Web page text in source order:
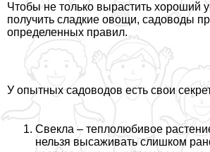
Чтобы не только вырастить хороший
получить сладкие овощи, садоводы
определенных правил.
У опытных садоводов есть свои
Свекла – теплолюбивое
нельзя высаживать слишком